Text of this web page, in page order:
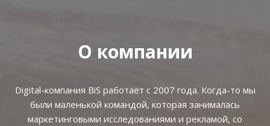
О компании
Digital-компания BiS работает с 2007 года. Когда-то мы
были маленькой командой, которая занималась
маркетинговыми исследованиями и рекламой, со